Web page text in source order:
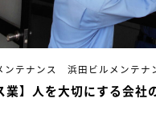
ンテナンス 浜田ビルメンテナ
業】人を大切にする会社